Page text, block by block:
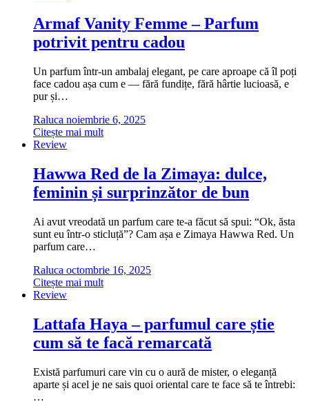
Armaf Vanity Femme – Parfum
potrivit pentru cadou
Un parfum într-un ambalaj elegant, pe care aproape că îl poți
face cadou așa cum e — fără fundițe, fără hârtie lucioasă, e
pur și…
Raluca noiembrie 6, 2025
Citește mai mult
Review
Hawwa Red de la Zimaya: dulce,
feminin și surprinzător de bun
Ai avut vreodată un parfum care te-a făcut să spui: “Ok, ăsta
sunt eu într-o sticluță”? Cam așa e Zimaya Hawwa Red. Un
parfum care…
Raluca octombrie 16, 2025
Citește mai mult
Review
Lattafa Haya – parfumul care știe
cum să te facă remarcată
Există parfumuri care vin cu o aură de mister, o eleganță
aparte și acel je ne sais quoi oriental care te face să te întrebi:
…